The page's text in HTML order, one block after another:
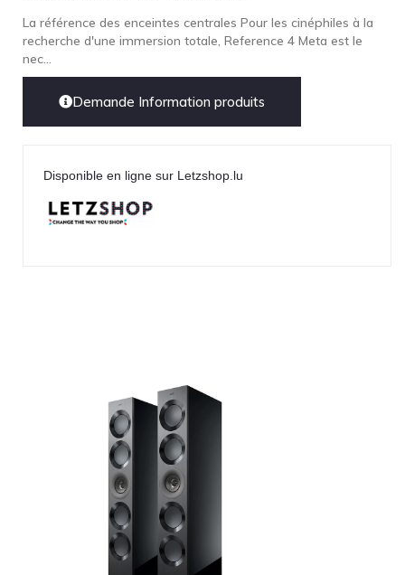
La référence des enceintes centrales Pour les cinéphiles à la
recherche d'une immersion totale, Reference 4 Meta est le
nec...
Demande Information produits
Disponible en ligne sur Letzshop.lu